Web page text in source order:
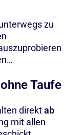
zu
Taufe
direktab
mit allen